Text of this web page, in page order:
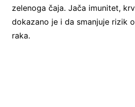
zelenoga čaja. Jača imunitet,
dokazano je i da smanjuje rizik
raka.